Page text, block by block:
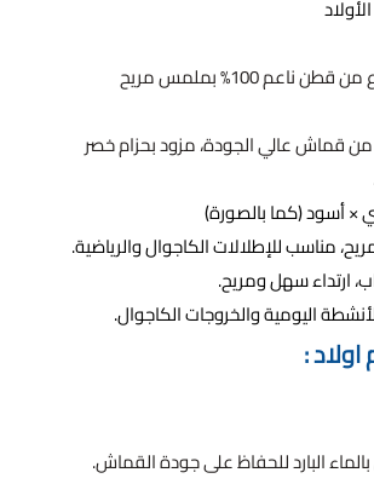
الأولاد
مصنوع من قطن ناعم 100% بملمس مريح
قماش عالي الجودة، مزود بحزام خصر
× أسود (كما بالصورة)
مناسب للإطلالات الكاجوال والرياضية.
ارتداء سهل ومريح.
اليومية والخروجات الكاجوال.
:
البارد للحفاظ على جودة القماش.